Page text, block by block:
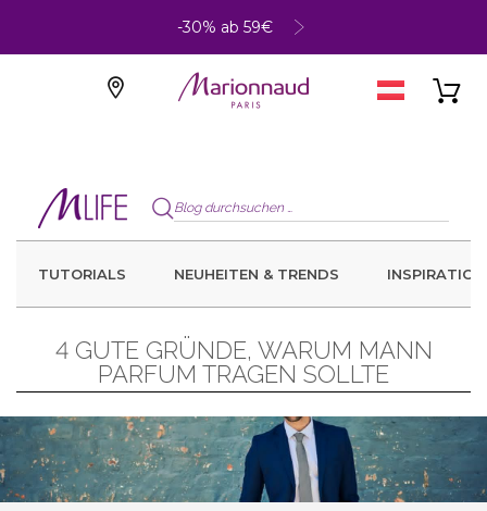
-30% ab 59€
TUTORIALS NEUHEITEN & TRENDS INSPIRATION
4 GUTE GRÜNDE, WARUM MANN
PARFUM TRAGEN SOLLTE